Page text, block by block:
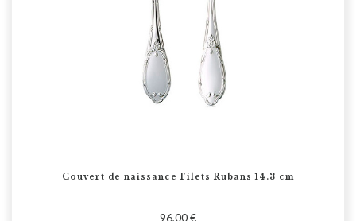
Couvert de naissance Filets Rubans 14.3 cm
96,00 €